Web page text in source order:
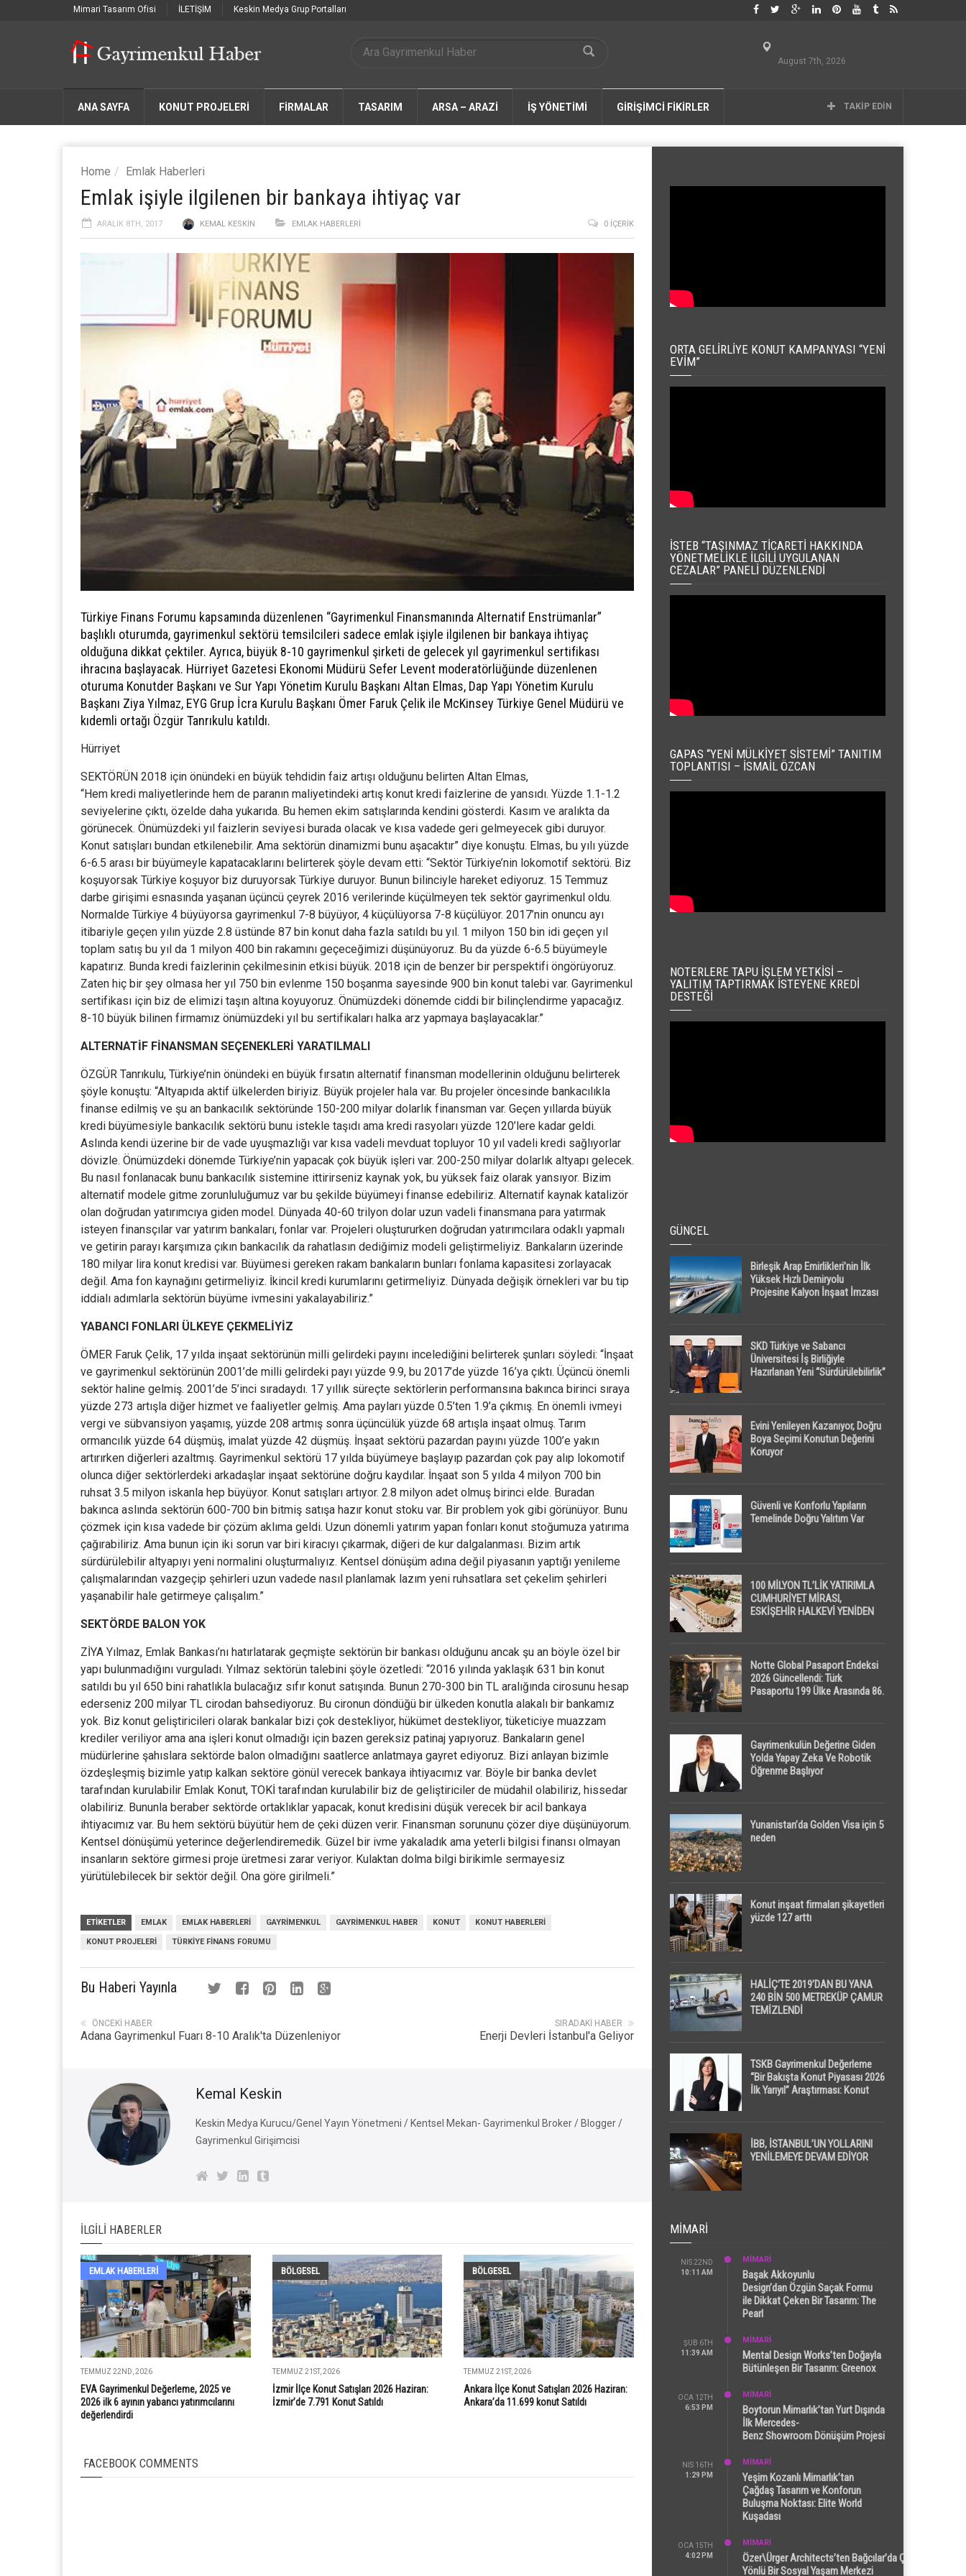
Mimari Tasarım Ofisi İLETİŞİM Keskin Medya Grup Portalları
August 7th, 2026
ANA SAYFA KONUT PROJELERİ FIRMALAR TASARIM ARSA – ARAZİ İŞ YÖNETİMİ GİRİŞİMCİ FİKİRLER TAKIP EDIN
Home Emlak Haberleri
Emlak işiyle ilgilenen bir bankaya ihtiyaç var
ARALIK 8TH, 2017 KEMAL KESKIN EMLAK HABERLERI 0 İÇERIK
Türkiye Finans Forumu kapsamında düzenlenen “Gayrimenkul Finansmanında Alternatif Enstrümanlar”
başlıklı oturumda, gayrimenkul sektörü temsilcileri sadece emlak işiyle ilgilenen bir bankaya ihtiyaç
olduğuna dikkat çektiler. Ayrıca, büyük 8-10 gayrimenkul şirketi de gelecek yıl gayrimenkul sertifikası
ihracına başlayacak. Hürriyet Gazetesi Ekonomi Müdürü Sefer Levent moderatörlüğünde düzenlenen
oturuma Konutder Başkanı ve Sur Yapı Yönetim Kurulu Başkanı Altan Elmas, Dap Yapı Yönetim Kurulu
Başkanı Ziya Yılmaz, EYG Grup İcra Kurulu Başkanı Ömer Faruk Çelik ile McKinsey Türkiye Genel Müdürü ve
kıdemli ortağı Özgür Tanrıkulu katıldı.
Hürriyet
SEKTÖRÜN 2018 için önündeki en büyük tehdidin faiz artışı olduğunu belirten Altan Elmas,
“Hem kredi maliyetlerinde hem de paranın maliyetindeki artış konut kredi faizlerine de yansıdı. Yüzde 1.1-1.2
seviyelerine çıktı, özelde daha yukarıda. Bu hemen ekim satışlarında kendini gösterdi. Kasım ve aralıkta da
görünecek. Önümüzdeki yıl faizlerin seviyesi burada olacak ve kısa vadede geri gelmeyecek gibi duruyor.
Konut satışları bundan etkilenebilir. Ama sektörün dinamizmi bunu aşacaktır” diye konuştu. Elmas, bu yılı yüzde
6-6.5 arası bir büyümeyle kapatacaklarını belirterek şöyle devam etti: “Sektör Türkiye’nin lokomotif sektörü. Biz
koşuyorsak Türkiye koşuyor biz duruyorsak Türkiye duruyor. Bunun bilinciyle hareket ediyoruz. 15 Temmuz
darbe girişimi esnasında yaşanan üçüncü çeyrek 2016 verilerinde küçülmeyen tek sektör gayrimenkul oldu.
Normalde Türkiye 4 büyüyorsa gayrimenkul 7-8 büyüyor, 4 küçülüyorsa 7-8 küçülüyor. 2017’nin onuncu ayı
itibariyle geçen yılın yüzde 2.8 üstünde 87 bin konut daha fazla satıldı bu yıl. 1 milyon 150 bin idi geçen yıl
toplam satış bu yıl da 1 milyon 400 bin rakamını geçeceğimizi düşünüyoruz. Bu da yüzde 6-6.5 büyümeyle
kapatırız. Bunda kredi faizlerinin çekilmesinin etkisi büyük. 2018 için de benzer bir perspektifi öngörüyoruz.
Zaten hiç bir şey olmasa her yıl 750 bin evlenme 150 boşanma sayesinde 900 bin konut talebi var. Gayrimenkul
sertifikası için biz de elimizi taşın altına koyuyoruz. Önümüzdeki dönemde ciddi bir bilinçlendirme yapacağız.
8-10 büyük bilinen firmamız önümüzdeki yıl bu sertifikaları halka arz yapmaya başlayacaklar.”
ALTERNATİF FİNANSMAN SEÇENEKLERİ YARATILMALI
ÖZGÜR Tanrıkulu, Türkiye’nin önündeki en büyük fırsatın alternatif finansman modellerinin olduğunu belirterek
şöyle konuştu: “Altyapıda aktif ülkelerden biriyiz. Büyük projeler hala var. Bu projeler öncesinde bankacılıkla
finanse edilmiş ve şu an bankacılık sektöründe 150-200 milyar dolarlık finansman var. Geçen yıllarda büyük
kredi büyümesiyle bankacılık sektörü bunu istekle taşıdı ama kredi rasyoları yüzde 120’lere kadar geldi.
Aslında kendi üzerine bir de vade uyuşmazlığı var kısa vadeli mevduat topluyor 10 yıl vadeli kredi sağlıyorlar
dövizle. Önümüzdeki dönemde Türkiye’nin yapacak çok büyük işleri var. 200-250 milyar dolarlık altyapı gelecek.
Bu nasıl fonlanacak bunu bankacılık sistemine ittirirseniz kaynak yok, bu yüksek faiz olarak yansıyor. Bizim
alternatif modele gitme zorunluluğumuz var bu şekilde büyümeyi finanse edebiliriz. Alternatif kaynak katalizör
olan doğrudan yatırımcıya giden model. Dünyada 40-60 trilyon dolar uzun vadeli finansmana para yatırmak
isteyen finansçılar var yatırım bankaları, fonlar var. Projeleri oluştururken doğrudan yatırımcılara odaklı yapmalı
ve getirin parayı karşımıza çıkın bankacılık da rahatlasın dediğimiz modeli geliştirmeliyiz. Bankaların üzerinde
180 milyar lira konut kredisi var. Büyümesi gereken rakam bankaların bunları fonlama kapasitesi zorlayacak
değil. Ama fon kaynağını getirmeliyiz. İkincil kredi kurumlarını getirmeliyiz. Dünyada değişik örnekleri var bu tip
iddialı adımlarla sektörün büyüme ivmesini yakalayabiliriz.”
YABANCI FONLARI ÜLKEYE ÇEKMELİYİZ
ÖMER Faruk Çelik, 17 yılda inşaat sektörünün milli gelirdeki payını incelediğini belirterek şunları söyledi: “İnşaat
ve gayrimenkul sektörünün 2001’de milli gelirdeki payı yüzde 9.9, bu 2017’de yüzde 16’ya çıktı. Üçüncü önemli
sektör haline gelmiş. 2001’de 5’inci sıradaydı. 17 yıllık süreçte sektörlerin performansına bakınca birinci sıraya
yüzde 273 artışla diğer hizmet ve faaliyetler gelmiş. Ama payları yüzde 0.5’ten 1.9’a çıkmış. En önemli ivmeyi
vergi ve sübvansiyon yaşamış, yüzde 208 artmış sonra üçüncülük yüzde 68 artışla inşaat olmuş. Tarım
ormancılık yüzde 64 düşmüş, imalat yüzde 42 düşmüş. İnşaat sektörü pazardan payını yüzde 100’e yakın
artırırken diğerleri azaltmış. Gayrimenkul sektörü 17 yılda büyümeye başlayıp pazardan çok pay alıp lokomotif
olunca diğer sektörlerdeki arkadaşlar inşaat sektörüne doğru kaydılar. İnşaat son 5 yılda 4 milyon 700 bin
ruhsat 3.5 milyon iskanla hep büyüyor. Konut satışları artıyor. 2.8 milyon adet olmuş birinci elde. Buradan
bakınca aslında sektörün 600-700 bin bitmiş satışa hazır konut stoku var. Bir problem yok gibi görünüyor. Bunu
çözmek için kısa vadede bir çözüm aklıma geldi. Uzun dönemli yatırım yapan fonları konut stoğumuza yatırıma
çağırabiliriz. Ama bunun için iki sorun var biri kiracıyı çıkarmak, diğeri de kur dalgalanması. Bizim artık
sürdürülebilir altyapıyı yeni normalini oluşturmalıyız. Kentsel dönüşüm adına değil piyasanın yaptığı yenileme
çalışmalarından vazgeçip şehirleri uzun vadede nasıl planlamak lazım yeni ruhsatlara set çekelim şehirleri
yaşanabilir hale getirmeye çalışalım.”
SEKTÖRDE BALON YOK
ZİYA Yılmaz, Emlak Bankası’nı hatırlatarak geçmişte sektörün bir bankası olduğunu ancak şu an böyle özel bir
yapı bulunmadığını vurguladı. Yılmaz sektörün talebini şöyle özetledi: “2016 yılında yaklaşık 631 bin konut
satıldı bu yıl 650 bini rahatlıkla bulacağız sıfır konut satışında. Bunun 270-300 bin TL aralığında cirosunu hesap
ederseniz 200 milyar TL cirodan bahsediyoruz. Bu cironun döndüğü bir ülkeden konutla alakalı bir bankamız
yok. Biz konut geliştiricileri olarak bankalar bizi çok destekliyor, hükümet destekliyor, tüketiciye muazzam
krediler veriliyor ama ana işleri konut olmadığı için bazen gereksiz patinaj yapıyoruz. Bankaların genel
müdürlerine şahıslara sektörde balon olmadığını saatlerce anlatmaya gayret ediyoruz. Bizi anlayan bizimle
özdeşleşmiş bizimle yatıp kalkan sektöre gönül verecek bankaya ihtiyacımız var. Böyle bir banka devlet
tarafından kurulabilir Emlak Konut, TOKİ tarafından kurulabilir biz de geliştiriciler de müdahil olabiliriz, hissedar
olabiliriz. Bununla beraber sektörde ortaklıklar yapacak, konut kredisini düşük verecek bir acil bankaya
ihtiyacımız var. Bu hem sektörü büyütür hem de çeki düzen verir. Finansman sorununu çözer diye düşünüyorum.
Kentsel dönüşümü yeterince değerlendiremedik. Güzel bir ivme yakaladık ama yeterli bilgisi finansı olmayan
insanların sektöre girmesi proje üretmesi zarar veriyor. Kulaktan dolma bilgi birikimle sermayesiz
yürütülebilecek bir sektör değil. Ona göre girilmeli.”
ETIKETLER EMLAK EMLAK HABERLERI GAYRIMENKUL GAYRIMENKUL HABER KONUT KONUT HABERLERI
KONUT PROJELERI TÜRKIYE FINANS FORUMU
Bu Haberi Yayınla
SIRADAKI HABER
Enerji Devleri İstanbul'a Geliyor
ÖNCEKI HABER
Adana Gayrimenkul Fuarı 8-10 Aralık'ta Düzenleniyor
Kemal Keskin
Keskin Medya Kurucu/Genel Yayın Yönetmeni / Kentsel Mekan- Gayrimenkul Broker / Blogger /
Gayrimenkul Girişimcisi
İLGILI HABERLER
EMLAK HABERLERI
TEMMUZ 22ND, 2026
EVA Gayrimenkul Değerleme, 2025 ve
2026 ilk 6 ayının yabancı yatırımcılarını
değerlendirdi
BÖLGESEL
TEMMUZ 21ST, 2026
İzmir İlçe Konut Satışları 2026 Haziran:
İzmir’de 7.791 Konut Satıldı
BÖLGESEL
TEMMUZ 21ST, 2026
Ankara İlçe Konut Satışları 2026 Haziran:
Ankara’da 11.699 konut Satıldı
FACEBOOK COMMENTS
ORTA GELIRLIYE KONUT KAMPANYASI “YENI
EVIM”
İSTEB “TAŞINMAZ TICARETI HAKKINDA
YÖNETMELIKLE İLGILI UYGULANAN
CEZALAR” PANELI DÜZENLENDI
GAPAS “YENI MÜLKIYET SISTEMI” TANITIM
TOPLANTISI – İSMAIL ÖZCAN
NOTERLERE TAPU İŞLEM YETKISI –
YALITIM TAPTIRMAK İSTEYENE KREDI
DESTEĞI
GÜNCEL
Birleşik Arap Emirlikleri’nin İlk
Yüksek Hızlı Demiryolu
Projesine Kalyon İnşaat İmzası
SKD Türkiye ve Sabancı
Üniversitesi İş Birliğiyle
Hazırlanan Yeni “Sürdürülebilirlik”
Evini Yenileyen Kazanıyor, Doğru
Boya Seçimi Konutun Değerini
Koruyor
Güvenli ve Konforlu Yapıların
Temelinde Doğru Yalıtım Var
100 MİLYON TL’LİK YATIRIMLA
CUMHURİYET MİRASI,
ESKİŞEHİR HALKEVİ YENİDEN
Notte Global Pasaport Endeksi
2026 Güncellendi: Türk
Pasaportu 199 Ülke Arasında 86.
Gayrimenkulün Değerine Giden
Yolda Yapay Zeka Ve Robotik
Öğrenme Başlıyor
Yunanistan’da Golden Visa için 5
neden
Konut inşaat firmaları şikayetleri
yüzde 127 arttı
HALİÇ’TE 2019’DAN BU YANA
240 BİN 500 METREKÜP ÇAMUR
TEMİZLENDİ
TSKB Gayrimenkul Değerleme
“Bir Bakışta Konut Piyasası 2026
İlk Yarıyıl” Araştırması: Konut
Dikkat Çekti
İBB, İSTANBUL’UN YOLLARINI
YENİLEMEYE DEVAM EDİYOR
MIMARI
NIS 22ND
10:11 AM
MİMARİ
Başak Akkoyunlu
Design’dan Özgün Saçak Formu
ile Dikkat Çeken Bir Tasarım: The
Pearl
ŞUB 6TH
11:39 AM
MİMARİ
Mental Design Works’ten Doğayla
Bütünleşen Bir Tasarım: Greenox
OCA 12TH
6:53 PM
MİMARİ
Boytorun Mimarlık’tan Yurt Dışında
İlk Mercedes-
Benz Showroom Dönüşüm Projesi
NIS 16TH
1:29 PM
MİMARİ
Yeşim Kozanlı Mimarlık’tan
Çağdaş Tasarım ve Konforun
Buluşma Noktası: Elite World
Kuşadası
OCA 15TH
4:02 PM
MİMARİ
Özer\Ürger Architects’ten Bağcılar’da Çok
Yönlü Bir Sosyal Yaşam Merkezi